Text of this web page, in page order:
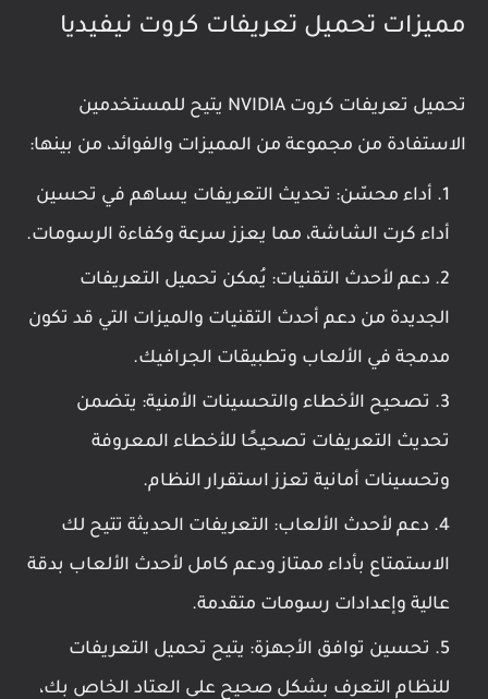
مميزات تحميل تعريفات كروت نيفيديا
تحميل تعريفات كروت NVIDIA يتيح للمستخدمين
الاستفادة من مجموعة من المميزات والفوائد، من بينها:
أداء محسّن: تحديث التعريفات يساهم في تحسين
أداء كرت الشاشة، مما يعزز سرعة وكفاءة الرسومات.
دعم لأحدث التقنيات: يُمكن تحميل التعريفات
الجديدة من دعم أحدث التقنيات والميزات التي قد تكون
مدمجة في الألعاب وتطبيقات الجرافيك.
تصحيح الأخطاء والتحسينات الأمنية: يتضمن
تحديث التعريفات تصحيحًا للأخطاء المعروفة
وتحسينات أمانية تعزز استقرار النظام.
دعم لأحدث الألعاب: التعريفات الحديثة تتيح لك
الاستمتاع بأداء ممتاز ودعم كامل لأحدث الألعاب بدقة
عالية وإعدادات رسومات متقدمة.
تحسين توافق الأجهزة: يتيح تحميل التعريفات
للنظام التعرف بشكل صحيح على العتاد الخاص بك،